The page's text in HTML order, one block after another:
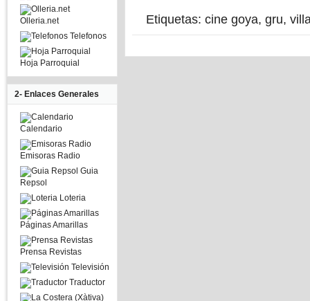
Olleria.net
Telefonos
Hoja Parroquial
2- Enlaces Generales
Calendario
Emisoras Radio
Guia
Repsol
Loteria
Páginas Amarillas
Prensa Revistas
Televisión
Traductor
Etiquetas: cine goya, gru,